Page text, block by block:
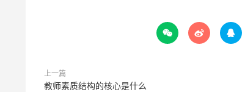
  
上一篇
教师素质结构的核心是什么